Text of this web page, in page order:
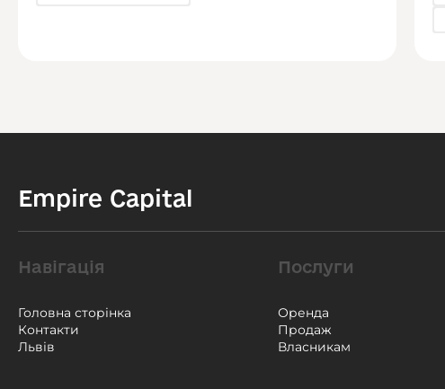
Empire Capital
Навігація
Головна сторінка
Контакти
Львів
Послуги
Оренда
Продаж
Власникам